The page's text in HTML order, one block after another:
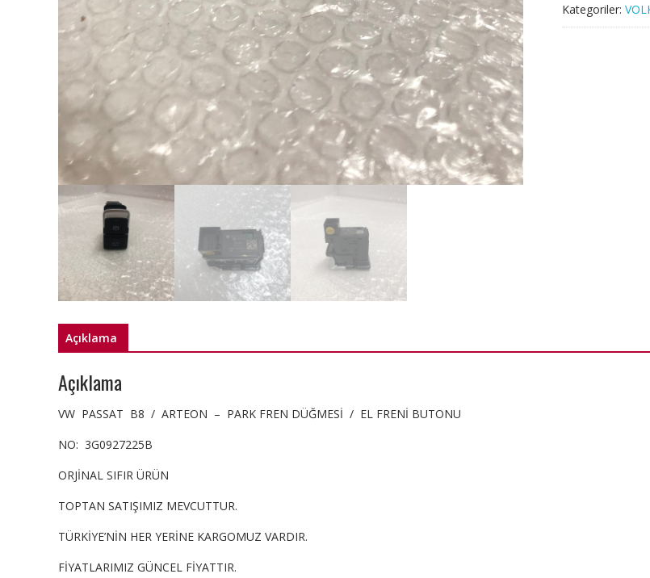
PARK
Kategoriler:
Açıklama
Açıklama
VW PASSAT B8 / ARTEON – PARK FREN DÜĞMESİ / EL FRENİ BUTONU
NO: 3G0927225B
ORJİNAL SIFIR ÜRÜN
TOPTAN SATIŞIMIZ MEVCUTTUR.
TÜRKİYE’NİN HER YERİNE KARGOMUZ VARDIR.
FİYATLARIMIZ GÜNCEL FİYATTIR.